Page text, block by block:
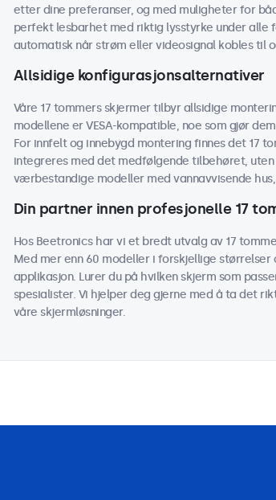
etter dine preferanser, og med muligheter for
perfekt lesbarhet med riktig lysstyrke under alle
automatisk når strøm eller videosignal kobles til
Allsidige konfigurasjonsalternativer
Våre 17 tommers skjermer tilbyr allsidige
modellene er VESA-kompatible, noe som gjør
For innfelt og innebygd montering finnes det 17
integreres med det medfølgende tilbehøret,
værbestandige modeller med vannavvisende
Din partner innen profesjonelle 17
Hos Beetronics har vi et bredt utvalg av 17
Med mer enn 60 modeller i forskjellige
applikasjon. Lurer du på hvilken skjerm som
spesialister. Vi hjelper deg gjerne med å ta det
våre skjermløsninger.